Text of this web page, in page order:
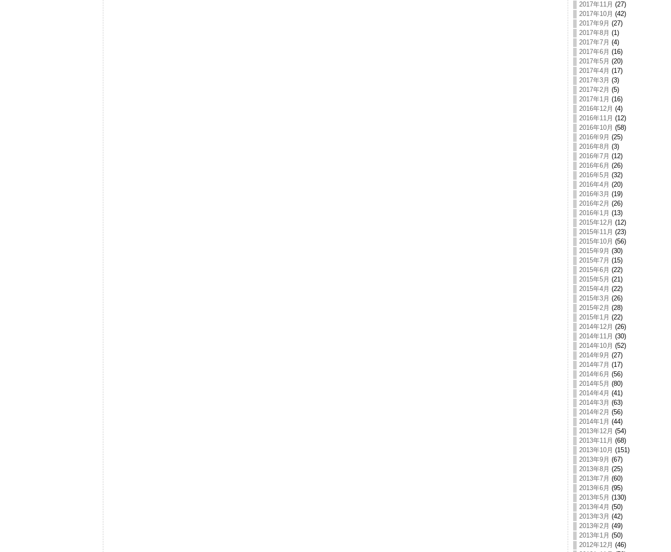
2017年11月 (27)
2017年10月 (42)
2017年9月 (27)
2017年8月 (1)
2017年7月 (4)
2017年6月 (16)
2017年5月 (20)
2017年4月 (17)
2017年3月 (3)
2017年2月 (5)
2017年1月 (16)
2016年12月 (4)
2016年11月 (12)
2016年10月 (58)
2016年9月 (25)
2016年8月 (3)
2016年7月 (12)
2016年6月 (26)
2016年5月 (32)
2016年4月 (20)
2016年3月 (19)
2016年2月 (26)
2016年1月 (13)
2015年12月 (12)
2015年11月 (23)
2015年10月 (56)
2015年9月 (30)
2015年7月 (15)
2015年6月 (22)
2015年5月 (21)
2015年4月 (22)
2015年3月 (26)
2015年2月 (28)
2015年1月 (22)
2014年12月 (26)
2014年11月 (30)
2014年10月 (52)
2014年9月 (27)
2014年7月 (17)
2014年6月 (56)
2014年5月 (80)
2014年4月 (41)
2014年3月 (63)
2014年2月 (56)
2014年1月 (44)
2013年12月 (54)
2013年11月 (68)
2013年10月 (151)
2013年9月 (67)
2013年8月 (25)
2013年7月 (60)
2013年6月 (95)
2013年5月 (130)
2013年4月 (50)
2013年3月 (42)
2013年2月 (49)
2013年1月 (50)
2012年12月 (46)